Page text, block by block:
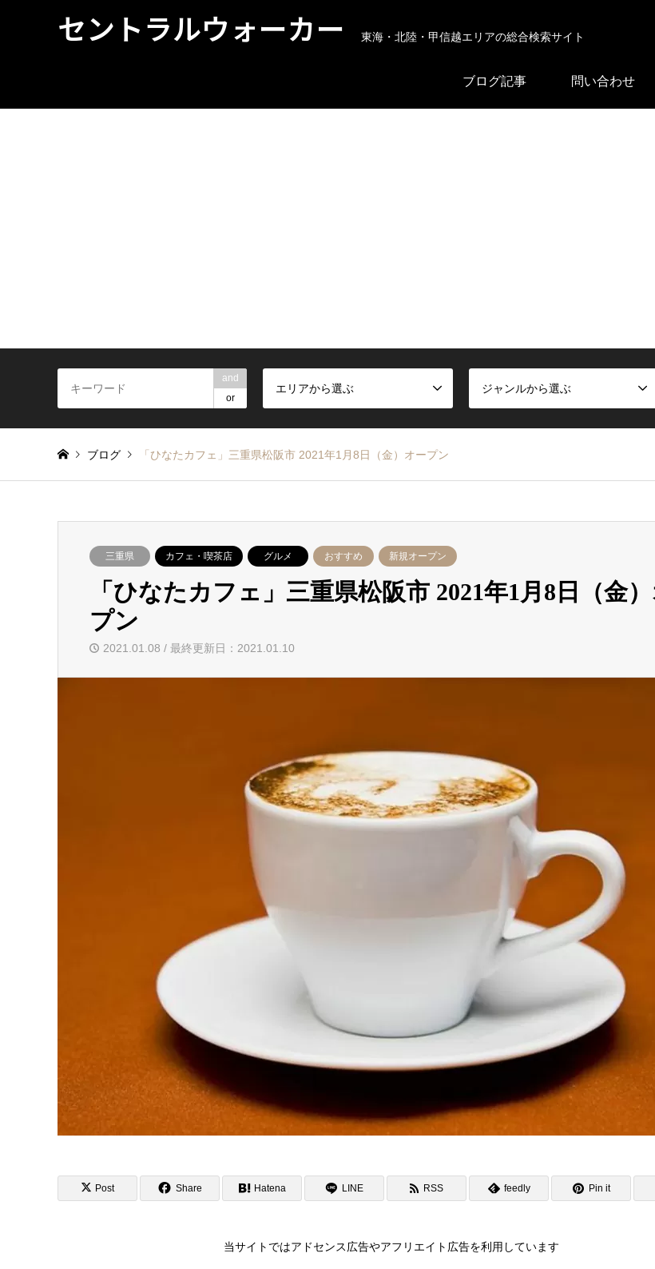
セントラルウォーカー 東海・北陸・甲信越エリアの総合検索サイト
ブログ記事 問い合わせ
and
or
エリアから選ぶ ジャンルから選ぶ
ブログ 「ひなたカフェ」三重県松阪市 2021年1月8日（金）オープン
三重県 カフェ・喫茶店 グルメ おすすめ 新規オープン
「ひなたカフェ」三重県松阪市 2021年1月8日（金
プン
2021.01.08 / 最終更新日：2021.01.10
Post Share Hatena LINE RSS feedly Pin it
当サイトではアドセンス広告やアフリエイト広告を利用しています